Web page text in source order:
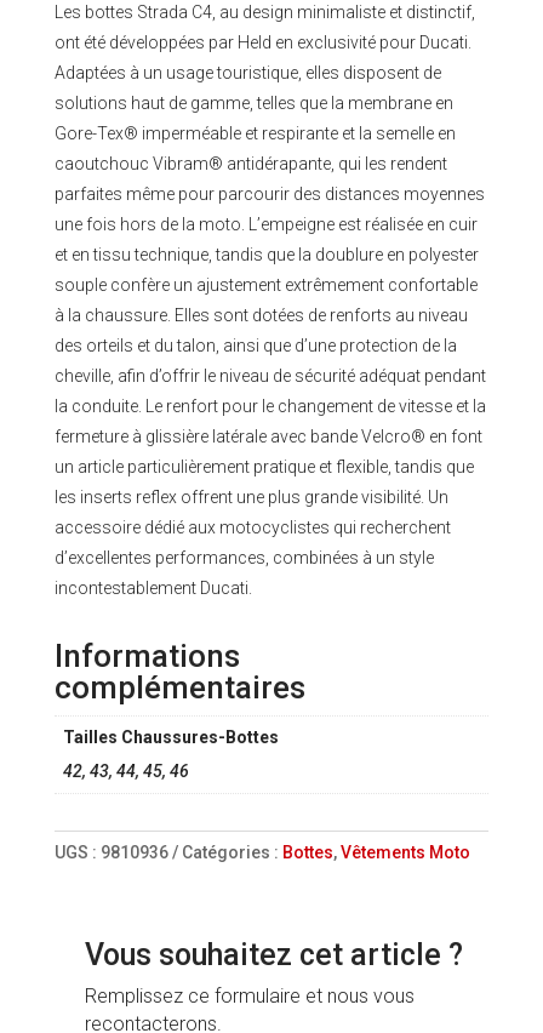
Les bottes Strada C4, au design minimaliste et distinctif,
ont été développées par Held en exclusivité pour Ducati.
Adaptées à un usage touristique, elles disposent de
solutions haut de gamme, telles que la membrane en
Gore-Tex® imperméable et respirante et la semelle en
caoutchouc Vibram® antidérapante, qui les rendent
parfaites même pour parcourir des distances moyennes
une fois hors de la moto. L’empeigne est réalisée en cuir
et en tissu technique, tandis que la doublure en polyester
souple confère un ajustement extrêmement confortable
à la chaussure. Elles sont dotées de renforts au niveau
des orteils et du talon, ainsi que d’une protection de la
cheville, afin d’offrir le niveau de sécurité adéquat pendant
la conduite. Le renfort pour le changement de vitesse et la
fermeture à glissière latérale avec bande Velcro® en font
un article particulièrement pratique et flexible, tandis que
les inserts reflex offrent une plus grande visibilité. Un
accessoire dédié aux motocyclistes qui recherchent
d’excellentes performances, combinées à un style
incontestablement Ducati.
Informations
complémentaires
Tailles Chaussures-Bottes
42, 43, 44, 45, 46
UGS : 9810936 Catégories : Bottes,Vêtements Moto
Vous souhaitez cet article ?
Remplissez ce formulaire et nous vous
recontacterons.